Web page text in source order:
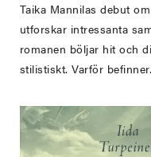
Taika Mannilas debut
utforskar intressanta
romanen böljar hit och
stilistiskt. Varför